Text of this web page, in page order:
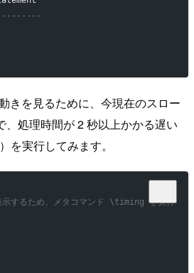
きを見るために、今現在のスロー
、処理時間が 2 秒以上かかる遅い
を実行してみます。
示するため、メタコマンド \timing を実行